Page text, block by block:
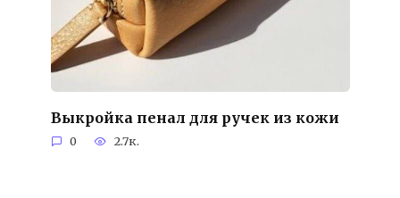
Выкройка пенал для ручек из кожи
0 2.7к.